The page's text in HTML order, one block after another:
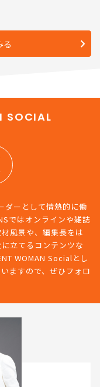
る
SOCIAL
ダーとして情熱的に働
ではオンラインや雑誌
風景や、編集長をは
立てるコンテンツな
WOMAN Socialとし
ますので、ぜひフォロ